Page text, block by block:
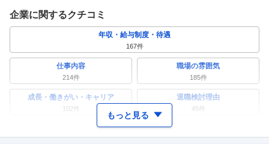
企業に関するクチコミ
年収・給与制度・待遇
167件
仕事内容
214件
職場の雰囲気
185件
成長・働きがい・キャリア
102件
退職検討理由
45件
ワークライフバランス 女性の活躍・働きやすさ
もっと見る